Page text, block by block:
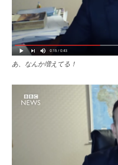
あ、なんか増えてる！